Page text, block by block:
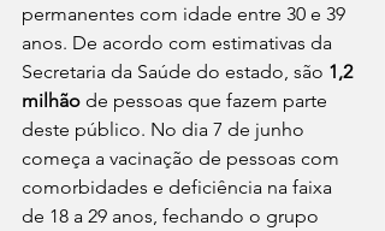
permanentes com idade entre 30 e 39
anos. De acordo com estimativas da
Secretaria da Saúde do estado, são 1,2
milhão de pessoas que fazem parte
deste público. No dia 7 de junho
começa a vacinação de pessoas com
comorbidades e deficiência na faixa
de 18 a 29 anos, fechando o grupo